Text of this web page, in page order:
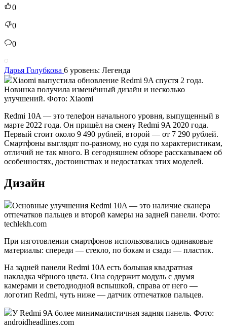
0
0
0
Дарья Голубкова 6 уровень: Легенда
Xiaomi выпустила обновление Redmi 9A спустя 2 года.
Новинка получила изменённый дизайн и несколько
улучшений. Фото: Xiaomi
Redmi 10A — это телефон начального уровня, выпущенный в
марте 2022 года. Он пришёл на смену Redmi 9A 2020 года.
Первый стоит около 9 490 рублей, второй — от 7 290 рублей.
Смартфоны выглядят по-разному, но судя по характеристикам,
отличий не так много. В сегодняшнем обзоре рассказываем об
особенностях, достоинствах и недостатках этих моделей.
Дизайн
Основные улучшения Redmi 10A — это наличие сканера
отпечатков пальцев и второй камеры на задней панели. Фото:
techlekh.com
При изготовлении смартфонов использовались одинаковые
материалы: спереди — стекло, по бокам и сзади — пластик.
На задней панели Redmi 10A есть большая квадратная
накладка чёрного цвета. Она содержит модуль с двумя
камерами и светодиодной вспышкой, справа от него —
логотип Redmi, чуть ниже — датчик отпечатков пальцев.
У Redmi 9A более минималистичная задняя панель. Фото:
androidheadlines.com